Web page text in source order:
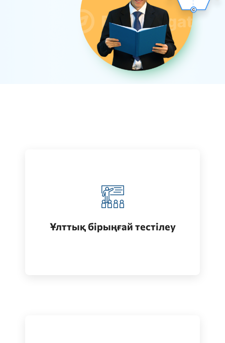
Ұлттық бірыңғай тестілеу
Қазақстанда жоғары білім алу
(бакалавриат)
Өту